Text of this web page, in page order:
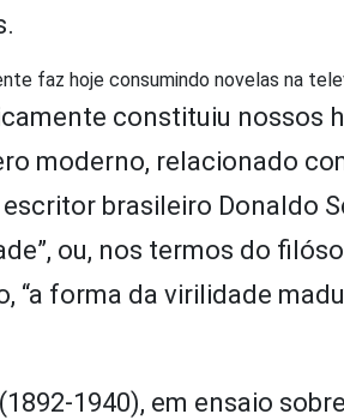
faz hoje consumindo novelas na
constituiu nossos
moderno, relacionado
brasileiro Donaldo
ou, nos termos do
“a forma da virilidade
1940), em ensaio